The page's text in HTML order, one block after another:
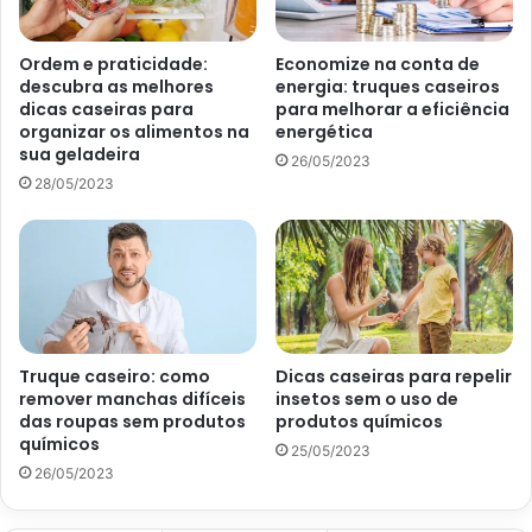
Por onde começar e como organizar o guarda roupas do bebê
sem perder tempo – UOL
Coloque no cabide as roupas
de bebê menos usadas
Por fim, seguindo a mesma lógica da dica anterior, na hora
de organizar o espaço, coloque nos cabides as peças
menos usadas e deixe nas prateleiras as mais usuais.
Além disso, se a roupinha amassar muito por conta do
tecido, também convém deixá-la pendurada. Isso facilita a
organização e permite que você não perca tempo nas
Ordem e praticidade:
descubra as melhores
dicas caseiras para
organizar os alimentos na
sua geladeira
28/05/2023
Economize na conta de
energia: truques caseiros
para melhorar a eficiência
energética
26/05/2023
Truque caseiro: como
remover manchas difíceis
das roupas sem produtos
químicos
26/05/2023
Dicas caseiras para repelir
insetos sem o uso de
produtos químicos
25/05/2023